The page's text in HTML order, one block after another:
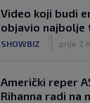
Video koji budi
objavio najbolje
SHOWBIZ prije 2 h
Američki reper
Rihanna radi na